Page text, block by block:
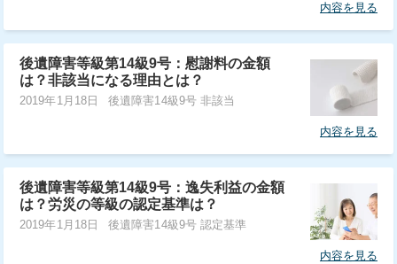
内容を見る
後遺障害等級第14級9号：慰謝料の金額
は？非該当になる理由とは？
2019年1月18日 後遺障害14級9号 非該当
内容を見る
後遺障害等級第14級9号：逸失利益の金額
は？労災の等級の認定基準は？
2019年1月18日 後遺障害14級9号 認定基準
内容を見る